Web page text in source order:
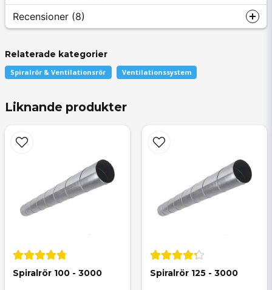
question
Fråga oss något om denna produkten...
nameNamn
email
Mejladress
Recensioner (8)
Dan Roger
Ingemar Lindskog
för 9 månader sedan
Anonym
för 11 månader sedan
Relaterade kategorier
Spiralrör & Ventilationsrör Ventilationssystem
Liknande produkter
Spiralrör 100 - 3000 Spiralrör 125 - 3000